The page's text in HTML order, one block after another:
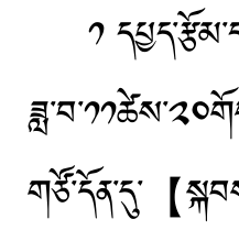
༡
གཙོ་དོན་དུ་【